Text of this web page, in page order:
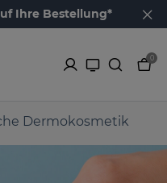
Ihre Bestellung*
0
Dermokosmetik